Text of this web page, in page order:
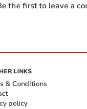
the first to leave a
LINKS
& Conditions
policy